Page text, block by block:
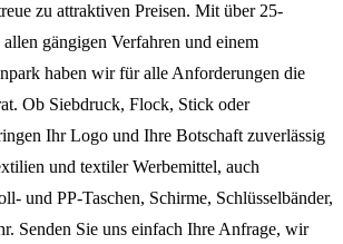
zu attraktiven Preisen. Mit über 25-
gängigen Verfahren und einem
haben wir für alle Anforderungen die
Ob Siebdruck, Flock, Stick oder
Ihr Logo und Ihre Botschaft zuverlässig
und textiler Werbemittel, auch
und PP-Taschen, Schirme, Schlüsselbänder,
Senden Sie uns einfach Ihre Anfrage, wir